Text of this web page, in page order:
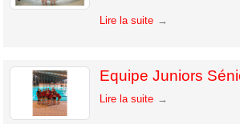
Lire la suite
Equipe Juniors
Lire la suite